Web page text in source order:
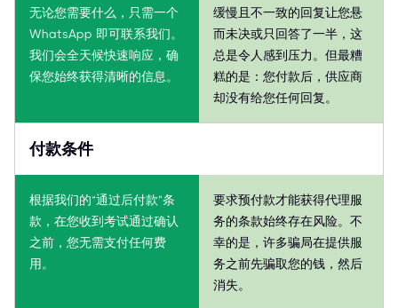
无论您需要什么，只需一个
WhatsApp 即可联系我们。
我们会全天候快速响应，确
保您始终获得清晰的信息。
缓慢且不一致的回复让您悬
而未决或只回答了一半，这
总是令人感到压力。但最糟
糕的是：您付款后，供应商
却没有给您任何回复。
付款条件
根据我们的“通过后付款”条
款，在您收到考试通过确认
之前，您无需支付任何费
用。
要求预付款才能获得代理服
务的条款始终存在风险。不
幸的是，许多骗局在提供服
务之前先骗取您的钱，然后
消失。